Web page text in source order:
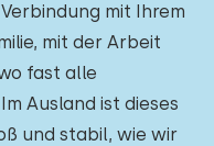
mit Ihrem
mit der Arbeit
fast alle
Ausland ist dieses
und stabil, wie wir